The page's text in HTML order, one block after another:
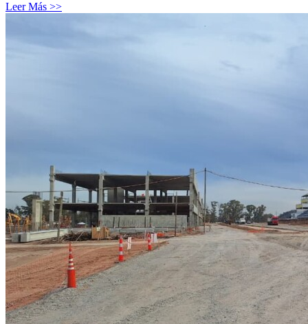
Leer Más >>